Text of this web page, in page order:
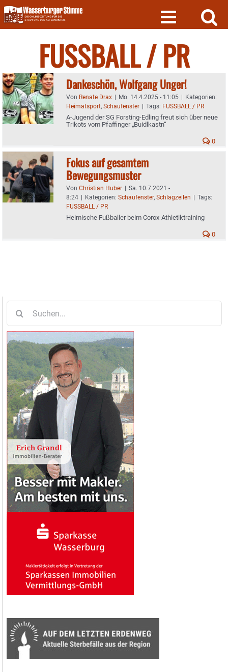
Skip
to
content
FUSSBALL / PR
Dankeschön, Wolfgang Unger!
Von Renate Drax | Mo. 14.4.2025 - 11:05 | Kategorien:
Heimatsport, Schaufenster | Tags: FUSSBALL / PR
A-Jugend der SG Forsting-Edling freut sich über neue
Trikots vom Pfaffinger „Buidlkastn“
0
Fokus auf gesamtem
Bewegungsmuster
Von Christian Huber | Sa. 10.7.2021 -
8:24 | Kategorien: Schaufenster, Schlagzeilen | Tags:
FUSSBALL / PR
Heimische Fußballer beim Corox-Athletiktraining
0
nach: